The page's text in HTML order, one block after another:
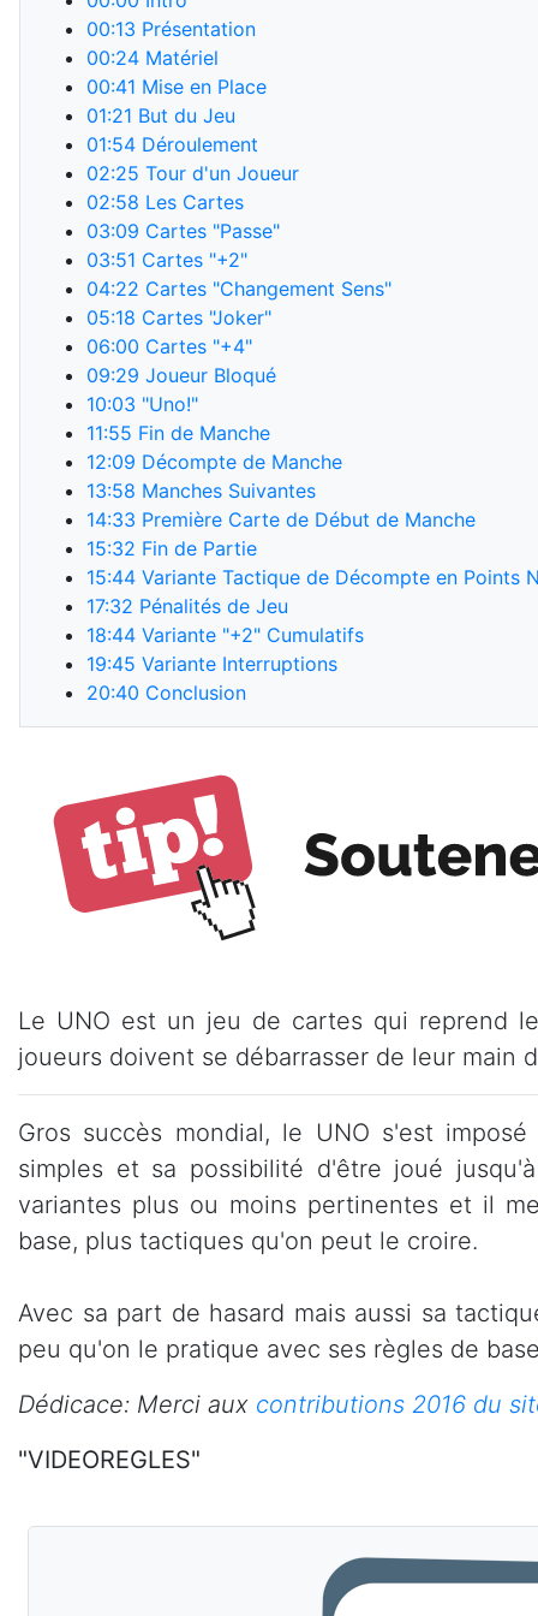
00:13 Présentation
00:24 Matériel
00:41 Mise en Place
01:21 But du Jeu
01:54 Déroulement
02:25 Tour d'un Joueur
02:58 Les Cartes
03:09 Cartes "Passe"
03:51 Cartes "+2"
04:22 Cartes "Changement Sens"
05:18 Cartes "Joker"
06:00 Cartes "+4"
09:29 Joueur Bloqué
10:03 "Uno!"
11:55 Fin de Manche
12:09 Décompte de Manche
13:58 Manches Suivantes
14:33 Première Carte de Début de Manche
15:32 Fin de Partie
15:44 Variante Tactique de Décompte en Points
17:32 Pénalités de Jeu
18:44 Variante "+2" Cumulatifs
19:45 Variante Interruptions
20:40 Conclusion
Le UNO est un jeu de cartes qui reprend
joueurs doivent se débarrasser de leur main
Gros succès mondial, le UNO s'est
simples et sa possibilité d'être joué
variantes plus ou moins pertinentes et il
base, plus tactiques qu'on peut le croire.
Avec sa part de hasard mais aussi sa
peu qu'on le pratique avec ses règles de
Dédicace: Merci aux contributions 2016 du
"VIDEOREGLES"